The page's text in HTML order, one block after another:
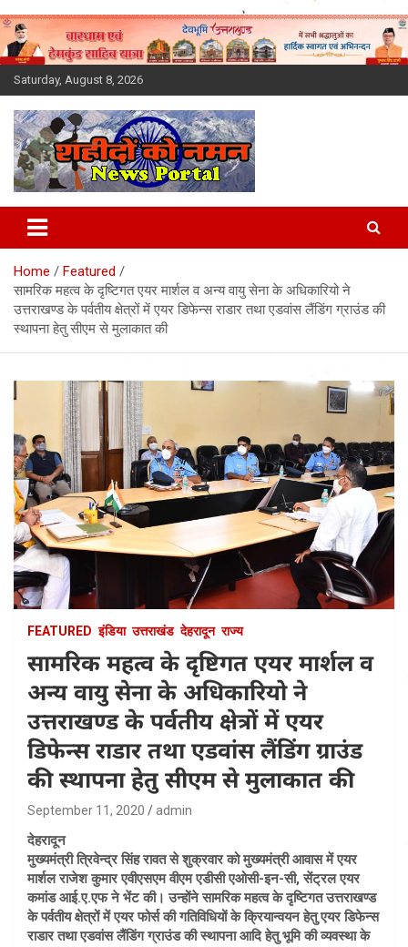
Skip
to
content
Saturday, August 8, 2026
Latest News Today, Breaking
News, Uttarakhand News in
Hindi
Home
Featured
सामरिक महत्व के दृष्टिगत एयर मार्शल व अन्य वायु सेना के अधिकारियो ने
उत्तराखण्ड के पर्वतीय क्षेत्रों में एयर डिफेन्स राडार तथा एडवांस लैंडिंग ग्राउंड की
स्थापना हेतु सीएम से मुलाकात की
FEATURED इंडिया उत्तराखंड देहरादून राज्य
सामरिक महत्व के दृष्टिगत एयर मार्शल व
अन्य वायु सेना के अधिकारियो ने
उत्तराखण्ड के पर्वतीय क्षेत्रों में एयर
डिफेन्स राडार तथा एडवांस लैंडिंग ग्राउंड
की स्थापना हेतु सीएम से मुलाकात की
September 11, 2020 admin
देहरादून
मुख्यमंत्री त्रिवेन्द्र सिंह रावत से शुक्रवार को मुख्यमंत्री आवास में एयर
मार्शल राजेश कुमार एवीएसएम वीएम एडीसी एओसी-इन-सी, सेंट्रल एयर
कमांड आई.ए.एफ ने भेंट की। उन्होंने सामरिक महत्व के दृष्टिगत उत्तराखण्ड
के पर्वतीय क्षेत्रों में एयर फोर्स की गतिविधियों के क्रियान्वयन हेतु एयर डिफेन्स
राडार तथा एडवांस लैंडिंग ग्राउंड की स्थापना आदि हेतु भूमि की व्यवस्था के